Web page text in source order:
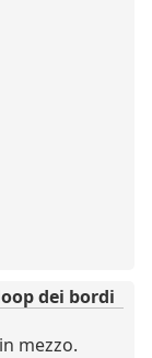
dei bordi
mezzo.